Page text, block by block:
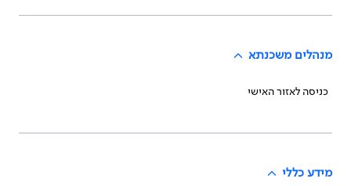
מנהלים משכנתא
כניסה לאזור האישי
מידע כללי